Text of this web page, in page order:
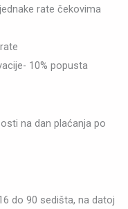
rate čekovima
10% popusta
na dan plaćanja po
do 90 sedišta, na datoj